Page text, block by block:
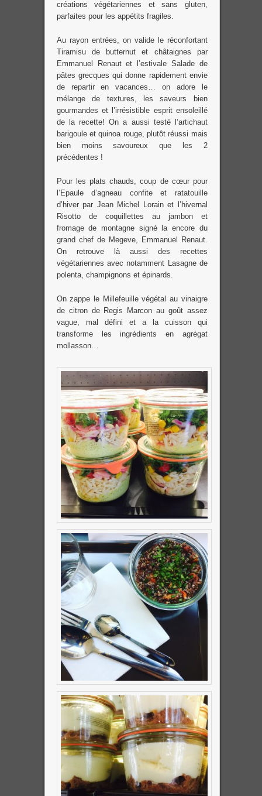
créations végétariennes et sans gluten,
parfaites pour les appétits fragiles.
Au rayon entrées, on valide le réconfortant
Tiramisu de butternut et châtaignes par
Emmanuel Renaut et l’estivale Salade de
pâtes grecques qui donne rapidement envie
de repartir en vacances… on adore le
mélange de textures, les saveurs bien
gourmandes et l’irrésistible esprit ensoleillé
de la recette! On a aussi testé l’artichaut
barigoule et quinoa rouge, plutôt réussi mais
bien moins savoureux que les 2
précédentes !
Pour les plats chauds, coup de cœur pour
l’Epaule d’agneau confite et ratatouille
d’hiver par Jean Michel Lorain et l’hivernal
Risotto de coquillettes au jambon et
fromage de montagne signé la encore du
grand chef de Megeve, Emmanuel Renaut.
On retrouve là aussi des recettes
végétariennes avec notamment Lasagne de
polenta, champignons et épinards.
On zappe le Millefeuille végétal au vinaigre
de citron de Regis Marcon au goût assez
vague, mal défini et a la cuisson qui
transforme les ingrédients en agrégat
mollasson…